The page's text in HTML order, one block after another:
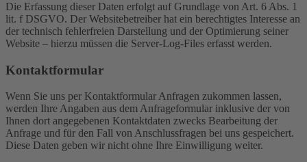
Die Erfassung dieser Daten erfolgt auf Grundlage von Art. 6 Abs. 1
lit. f DSGVO. Der Websitebetreiber hat ein berechtigtes Interesse an
der technisch fehlerfreien Darstellung und der Optimierung seiner
Website – hierzu müssen die Server-Log-Files erfasst werden.
Kontaktformular
Wenn Sie uns per Kontaktformular Anfragen zukommen lassen,
werden Ihre Angaben aus dem Anfrageformular inklusive der von
Ihnen dort angegebenen Kontaktdaten zwecks Bearbeitung der
Anfrage und für den Fall von Anschlussfragen bei uns gespeichert.
Diese Daten geben wir nicht ohne Ihre Einwilligung weiter.